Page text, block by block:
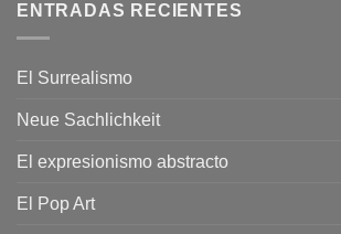
ENTRADAS RECIENTES
El Surrealismo
Neue Sachlichkeit
El expresionismo abstracto
El Pop Art